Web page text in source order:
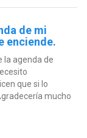
de mi
enciende.
la agenda de
que si lo
mucho